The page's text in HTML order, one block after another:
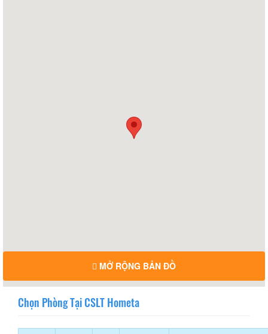
MỞ RỘNG BẢN ĐỒ
Chọn Phòng Tại CSLT Hometa